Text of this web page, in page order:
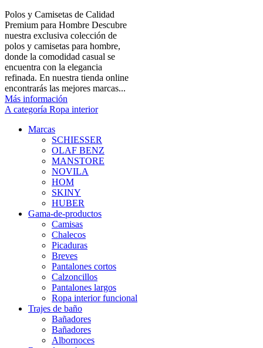
Polos y Camisetas de Calidad
Premium para Hombre Descubre
nuestra exclusiva colección de
polos y camisetas para hombre,
donde la comodidad casual se
encuentra con la elegancia
refinada. En nuestra tienda online
encontrarás las mejores marcas...
Más información
A categoría Ropa interior
Marcas
SCHIESSER
OLAF BENZ
MANSTORE
NOVILA
HOM
SKINY
HUBER
Gama-de-productos
Camisas
Chalecos
Picaduras
Breves
Pantalones cortos
Calzoncillos
Pantalones largos
Ropa interior funcional
Trajes de baño
Bañadores
Bañadores
Albornoces